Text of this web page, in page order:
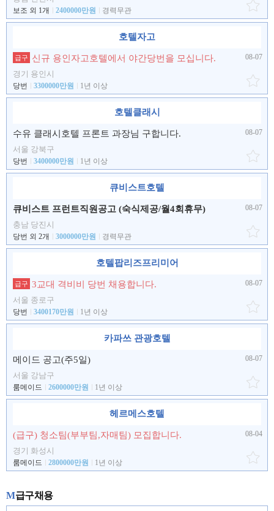
보조 외 1개 2400000만원 경력무관
호텔자고
급구 신규 용인자고호텔에서 야간당번을 모십니다.
경기 용인시
당번 3300000만원 1년 이상
08-07
호텔클래시
수유 클래시호텔 프론트 과장님 구합니다.
서울 강북구
당번 3400000만원 1년 이상
08-07
큐비스트호텔
큐비스트 프런트직원공고 (숙식제공/월4회휴무)
충남 당진시
당번 외 2개 3000000만원 경력무관
08-07
호텔팝리즈프리미어
급구 3교대 격비비 당번 채용합니다.
서울 종로구
당번 3400170만원 1년 이상
08-07
카파쓰 관광호텔
메이드 공고(주5일)
서울 강남구
룸메이드 2600000만원 1년 이상
08-07
헤르메스호텔
(급구) 청소팀(부부팀,자매팀) 모집합니다.
경기 화성시
룸메이드 2800000만원 1년 이상
08-04
M급구채용